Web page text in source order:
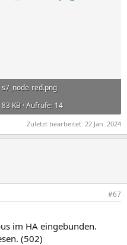
s7_node-red.png
83 KB · Aufrufe: 14
Zuletzt bearbeitet: 22 Jan. 2024
#67
im HA eingebunden.
(502)